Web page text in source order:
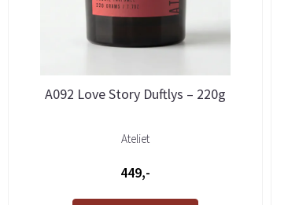
A092 Love Story Duftlys – 220g
Ateliet
449,-